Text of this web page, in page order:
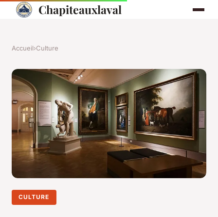
Chapiteauxlaval
Accueil›Culture
CULTURE